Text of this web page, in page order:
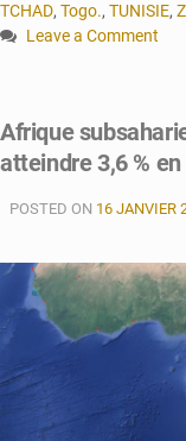
TCHAD, Togo., TUNISIE,
Leave a Comment
:
l’Afrique
le
du
monde
en
2023
2024
Afrique
atteindre 3,6 %
POSTED ON 16 JANVIER